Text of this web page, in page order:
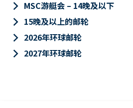
keyboard_arrow_right MSC游艇会 – 14晚及以下
keyboard_arrow_right 15晚及以上的邮轮
keyboard_arrow_right 2026年环球邮轮
keyboard_arrow_right 2027年环球邮轮